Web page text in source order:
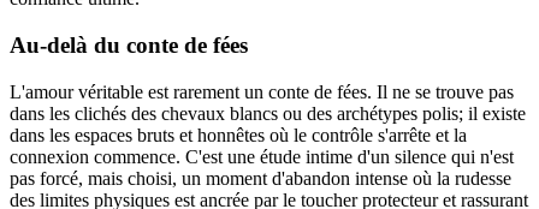
Au-delà du conte de fées
L'amour véritable est rarement un conte de fées. Il ne se trouve pas
dans les clichés des chevaux blancs ou des archétypes polis; il existe
dans les espaces bruts et honnêtes où le contrôle s'arrête et la
connexion commence. C'est une étude intime d'un silence qui n'est
pas forcé, mais choisi, un moment d'abandon intense où la rudesse
des limites physiques est ancrée par le toucher protecteur et rassurant